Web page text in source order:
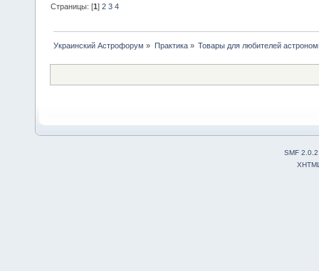
Страницы: [1]2 3 4
Украинский Астрофорум » Практика» Товары для любителей
SMF 2.0.2